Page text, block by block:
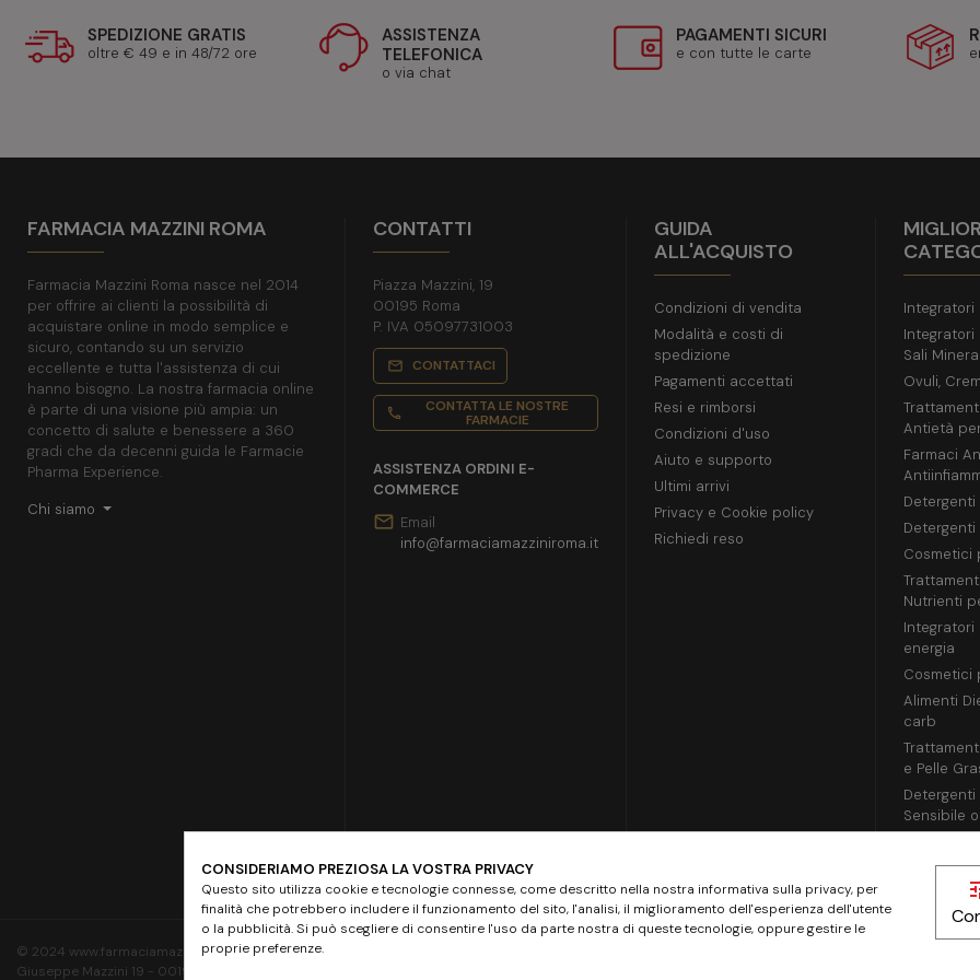
SPEDIZIONE GRATIS
oltre € 49 e in 48/72 ore
ASSISTENZA
TELEFONICA
o via chat
PAGAMENTI SICURI
e con tutte le carte
FARMACIA MAZZINI ROMA
Farmacia Mazzini Roma nasce nel 2014
per offrire ai clienti la possibilità di
acquistare online in modo semplice e
sicuro, contando su un servizio
eccellente e tutta l'assistenza di cui
hanno bisogno. La nostra farmacia online
è parte di una visione più ampia: un
concetto di salute e benessere a 360
gradi che da decenni guida le Farmacie
Pharma Experience.
Chi siamo
CONTATTI
Piazza Mazzini, 19
00195 Roma
P. IVA 05097731003
mail_outline CONTATTACI
phone
CONTATTA LE NOSTRE
FARMACIE
ASSISTENZA ORDINI E-
COMMERCE
mail Email
info@farmaciamazziniroma.it
GUIDA
ALL'ACQUISTO
Condizioni di vendita
Modalità e costi di
spedizione
Pagamenti accettati
Resi e rimborsi
Condizioni d'uso
Aiuto e supporto
Ultimi arrivi
Privacy e Cookie policy
Richiedi reso
Integratori
Integratori
Sali
Ovuli,
Antietà
Farmaci
Detergenti
Cosmetici
Nutrienti
energia
Cosmetici
Alimenti
carb
e Pelle
Detergenti
Sensibile
© 2024 www.farmaciamazziniroma.it | Farmacia Mazzini SNC - Piazza
Giuseppe Mazzini 19 - 00195 Roma | P.IVA 05097731003 - REA RM-
CONSIDERIAMO PREZIOSA LA VOSTRA PRIVACY
Questo sito utilizza cookie e tecnologie connesse, come descritto nella nostra informativa sulla privacy, per
finalità che potrebbero includere il funzionamento del sito, l'analisi, il miglioramento dell'esperienza dell'utente
o la pubblicità. Si può scegliere di consentire l'uso da parte nostra di queste tecnologie, oppure gestire le
proprie preferenze.